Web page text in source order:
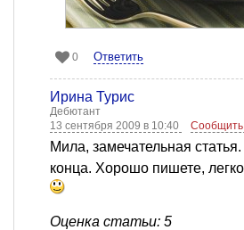
0 Ответить
Ирина Турис
Дебютант
13 сентября 2009 в 10:40
Сообщить
Мила, замечательная
конца. Хорошо пишете,
Оценка статьи: 5